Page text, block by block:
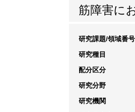
筋障害に
研究課題/領域番号
研究種目
配分区分
研究分野
研究機関